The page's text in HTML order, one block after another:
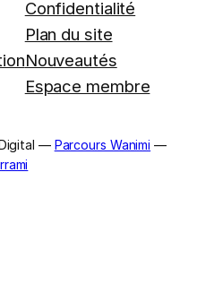
Confidentialité
Plan du site
Nouveautés
Espace membre
— Parcours Wanimi —